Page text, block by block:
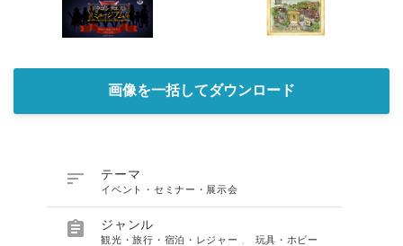
画像を一括してダウンロード
 テーマ
イベント・セミナー・展示会
 ジャンル
観光・旅行・宿泊・レジャー
玩具・ホビー